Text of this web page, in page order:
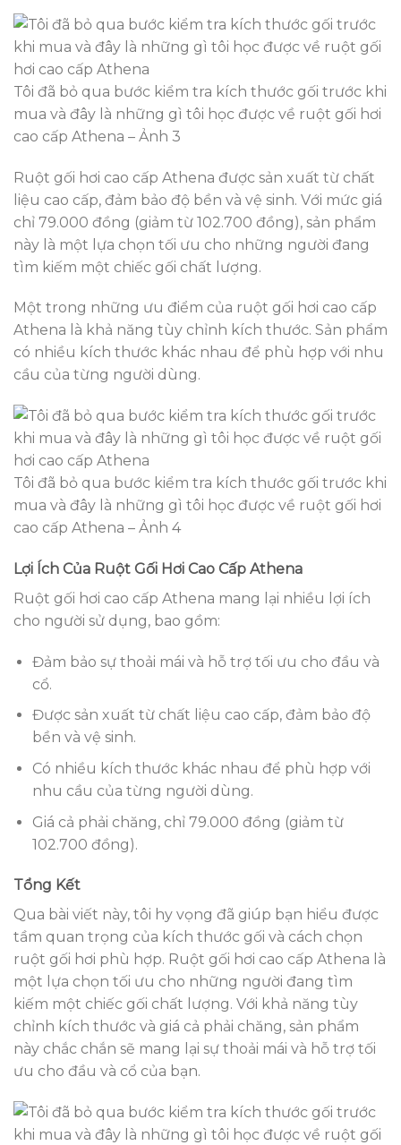
Tôi đã bỏ qua bước kiểm tra kích thước gối trước khi
mua và đây là những gì tôi học được về ruột gối hơi
cao cấp Athena – Ảnh 3
Ruột gối hơi cao cấp Athena được sản xuất từ chất
liệu cao cấp, đảm bảo độ bền và vệ sinh. Với mức giá
chỉ 79.000 đồng (giảm từ 102.700 đồng), sản phẩm
này là một lựa chọn tối ưu cho những người đang
tìm kiếm một chiếc gối chất lượng.
Một trong những ưu điểm của ruột gối hơi cao cấp
Athena là khả năng tùy chỉnh kích thước. Sản phẩm
có nhiều kích thước khác nhau để phù hợp với nhu
cầu của từng người dùng.
Tôi đã bỏ qua bước kiểm tra kích thước gối trước khi
mua và đây là những gì tôi học được về ruột gối hơi
cao cấp Athena – Ảnh 4
Lợi Ích Của Ruột Gối Hơi Cao Cấp Athena
Ruột gối hơi cao cấp Athena mang lại nhiều lợi ích
cho người sử dụng, bao gồm:
Đảm bảo sự thoải mái và hỗ trợ tối ưu cho đầu và
cổ.
Được sản xuất từ chất liệu cao cấp, đảm bảo độ
bền và vệ sinh.
Có nhiều kích thước khác nhau để phù hợp với
nhu cầu của từng người dùng.
Giá cả phải chăng, chỉ 79.000 đồng (giảm từ
102.700 đồng).
Tổng Kết
Qua bài viết này, tôi hy vọng đã giúp bạn hiểu được
tầm quan trọng của kích thước gối và cách chọn
ruột gối hơi phù hợp. Ruột gối hơi cao cấp Athena là
một lựa chọn tối ưu cho những người đang tìm
kiếm một chiếc gối chất lượng. Với khả năng tùy
chỉnh kích thước và giá cả phải chăng, sản phẩm
này chắc chắn sẽ mang lại sự thoải mái và hỗ trợ tối
ưu cho đầu và cổ của bạn.